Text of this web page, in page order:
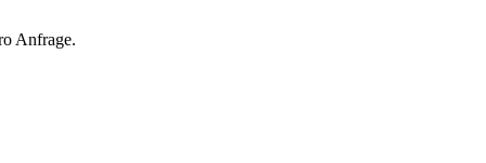
Anfrage.